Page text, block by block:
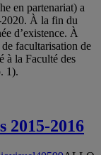
en partenariat) a
2020. À la fin du
d’existence. À
facultarisation de
à la Faculté des
1).
2015-2016